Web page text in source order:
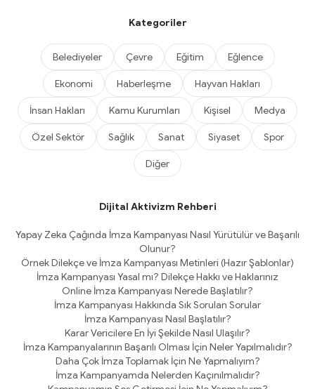
Kategoriler
Belediyeler Çevre Eğitim Eğlence
Ekonomi Haberleşme Hayvan Hakları
İnsan Hakları Kamu Kurumları Kişisel Medya
Özel Sektör Sağlık Sanat Siyaset Spor
Diğer
Dijital Aktivizm Rehberi
Yapay Zeka Çağında İmza Kampanyası Nasıl Yürütülür ve Başarılı
Olunur?
Örnek Dilekçe ve İmza Kampanyası Metinleri (Hazır Şablonlar)
İmza Kampanyası Yasal mı? Dilekçe Hakkı ve Haklarınız
Online İmza Kampanyası Nerede Başlatılır?
İmza Kampanyası Hakkında Sık Sorulan Sorular
İmza Kampanyası Nasıl Başlatılır?
Karar Vericilere En İyi Şekilde Nasıl Ulaşılır?
İmza Kampanyalarının Başarılı Olması İçin Neler Yapılmalıdır?
Daha Çok İmza Toplamak İçin Ne Yapmalıyım?
İmza Kampanyamda Nelerden Kaçınılmalıdır?